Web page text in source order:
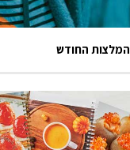
המלצות החודש